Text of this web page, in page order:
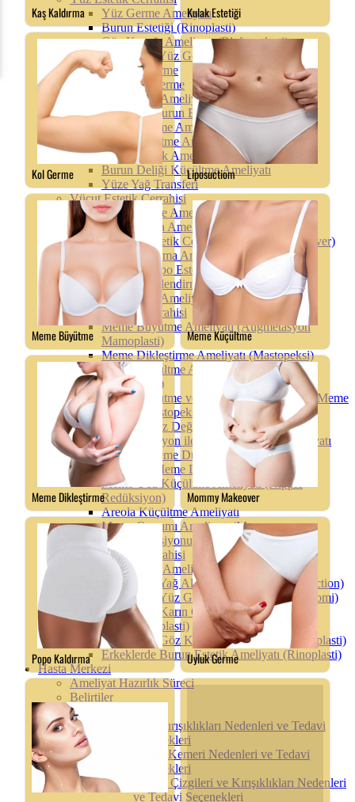
Yüz Germe Ameliyatı
Burun Estetiği (Rinoplasti)
Göz Kapağı Ameliyatı (Blefaroplasti)
Derin Plan Yüz Germe
Alt Yüz Germe
Orta Yüz Germe
Burun Ucu Ameliyatı (Tipplasti)
Revizyon Burun Estetik Ameliyatı
Boyun Germe Ameliyatı
Yanak İnceltme Ameliyatı (Bişektomi)
Kepçe Kulak Ameliyatı (Otoplasti)
Burun Deliği Küçültme Ameliyatı
Yüze Yağ Transferi
Vücut Estetik Cerrahisi
Karın Germe Ameliyatı (Abdominoplasti)
Yağ Aldırma Ameliyatı (Liposuction)
Annelik Estetik Cerrahisi (Mommy Makeover)
Popo Kaldırma Ameliyatı (Thight Lift)
Brezilya Popo Estetiği (BBL)
Vücut Şekillendirme (Body Sculpting)
Kol Germe Ameliyatı (Brakioplasti)
Meme Estetik Cerrahisi
Meme Büyütme Ameliyatı (Augmetasyon
Mamoplasti)
Meme Dikleştirme Ameliyatı (Mastopeksi)
Meme Küçültme Ameliyatı (Redüksiyon
Mamoplasti)
Meme Büyütme ve Dikleştirme Ameliyatı (Meme
Protezli Mastopeksi)
Meme Protez Değişim Ameliyatı
Yağ Enjeksiyon ile Meme Büyütme Ameliyatı
Tüberöz Meme Düzeltme Ameliyatı
Asimetrik Meme Düzeltme Ameliyatı
Meme Ucu Küçültme Ameliyatı (Nipple
Redüksiyon)
Areola Küçültme Ameliyatı
Meme Onarımı Ameliyatı (Meme
Rekonstrüksiyonu)
Erkek Estetik Cerrahisi
Jinekomasti Ameliyatı
Erkeklerde Yağ Aldırma Ameliyatı (Liposuction)
Erkeklerde Yüz Germe Ameliyatı (Ritidektomi)
Erkeklerde Karın Germe Ameliyatı
(Abdominoplasti)
Erkeklerde Göz Kapağı Ameliyatı (Blefaroplasti)
Erkeklerde Burun Estetik Ameliyatı (Rinoplasti)
Hasta Merkezi
Ameliyat Hazırlık Süreci
Belirtiler
Alın Kırışıklıkları Nedenleri ve Tedavi
Seçenekleri
Burun Kemeri Nedenleri ve Tedavi
Seçenekleri
Boyun Çizgileri ve Kırışıklıkları Nedenleri
ve Tedavi Seçenekleri